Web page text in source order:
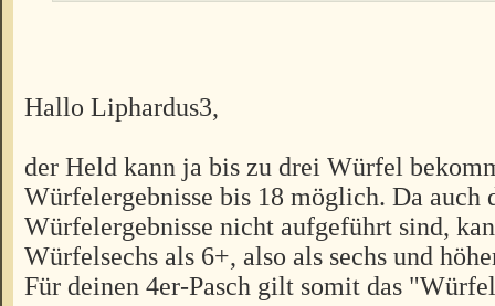
Hallo Liphardus3,
der Held kann ja bis zu drei Würfel
Würfelergebnisse bis 18 möglich. Da auch
Würfelergebnisse nicht aufgeführt sind,
Würfelsechs als 6+, also als sechs und
Für deinen 4er-Pasch gilt somit das